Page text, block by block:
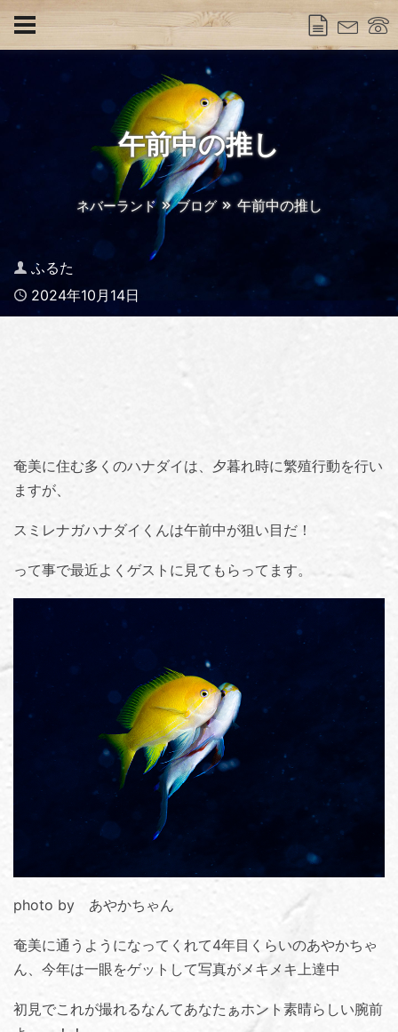
午前中の推し
ネバーランド ブログ 午前中の推し
Author
ふるた
Published
2024年10月14日
奄美に住む多くのハナダイは、夕暮れ時に繁殖行動を行い
ますが、
スミレナガハナダイくんは午前中が狙い目だ！
って事で最近よくゲストに見てもらってます。
photo by あやかちゃん
奄美に通うようになってくれて4年目くらいのあやかちゃ
ん、今年は一眼をゲットして写真がメキメキ上達中
初見でこれが撮れるなんてあなたぁホント素晴らしい腕前